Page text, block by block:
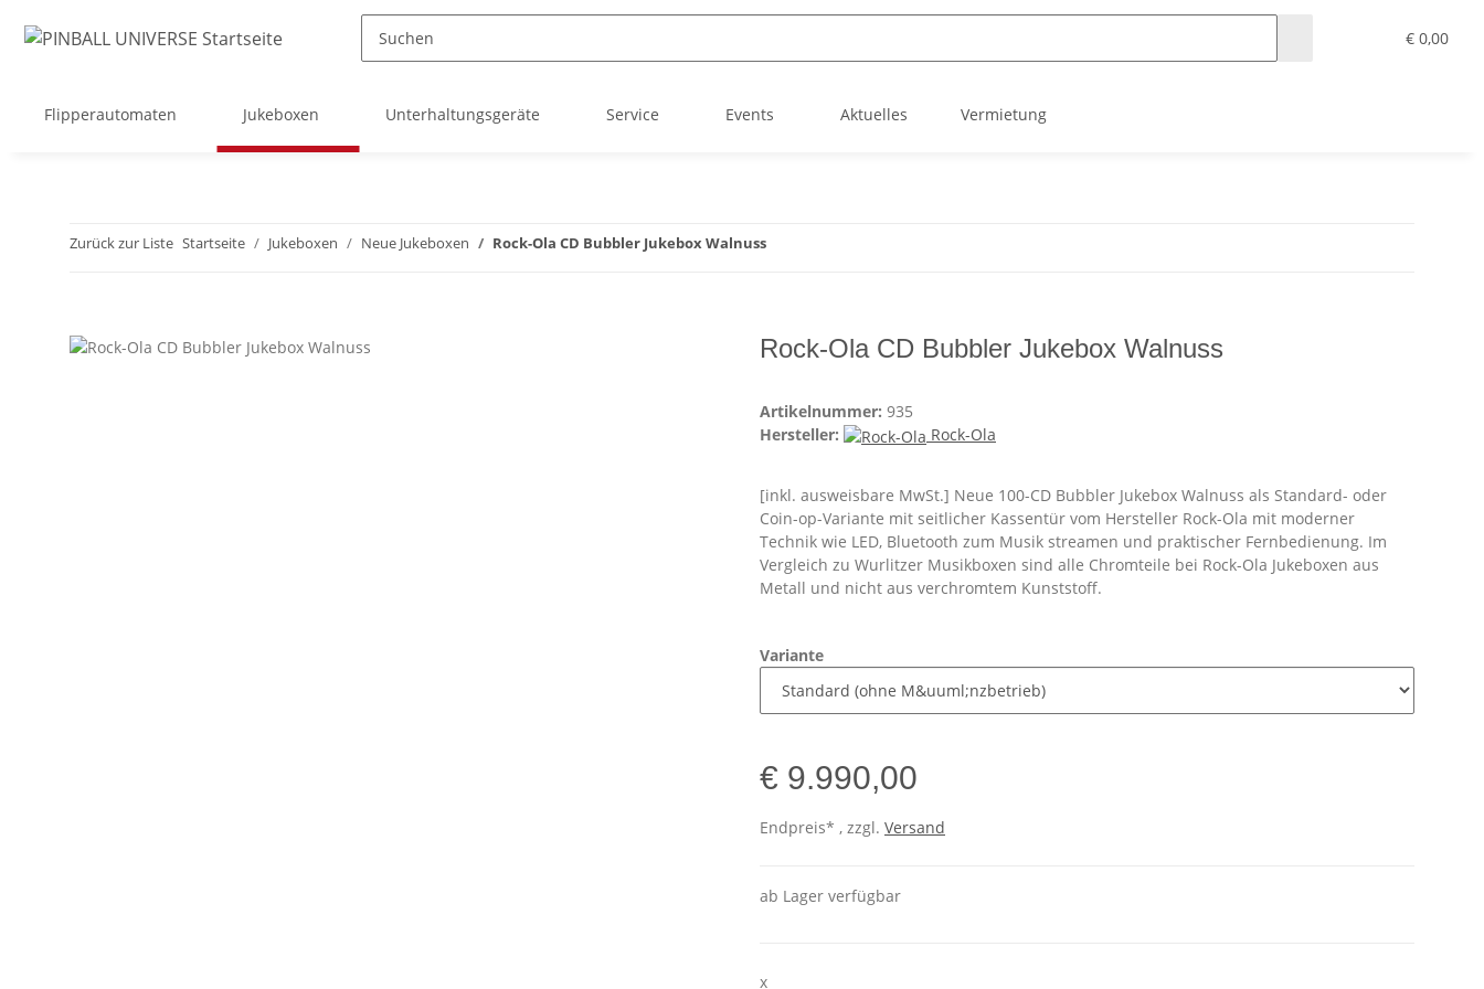
€ 0,00
Flipperautomaten Jukeboxen Unterhaltungsgeräte Service Events Aktuelles Vermietung
Zurück zur Liste Startseite Jukeboxen Neue Jukeboxen Rock-Ola CD Bubbler Jukebox Walnuss
Rock-Ola CD Bubbler Jukebox Walnuss
Artikelnummer: 935
Hersteller:
Rock-Ola
[inkl. ausweisbare MwSt.] Neue 100-CD Bubbler Jukebox Walnuss als Standard- oder
Coin-op-Variante mit seitlicher Kassentür vom Hersteller Rock-Ola mit moderner
Technik wie LED, Bluetooth zum Musik streamen und praktischer Fernbedienung. Im
Vergleich zu Wurlitzer Musikboxen sind alle Chromteile bei Rock-Ola Jukeboxen aus
Metall und nicht aus verchromtem Kunststoff.
Variante
€ 9.990,00
Endpreis* , zzgl. Versand
ab Lager verfügbar
x